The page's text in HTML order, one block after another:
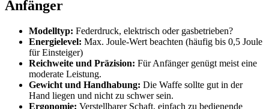
Anfänger
Modelltyp: Federdruck, elektrisch oder gasbetrieben?
Energielevel: Max. Joule-Wert beachten (häufig bis 0,5 Joule
für Einsteiger)
Reichweite und Präzision: Für Anfänger genügt meist eine
moderate Leistung.
Gewicht und Handhabung: Die Waffe sollte gut in der
Hand liegen und nicht zu schwer sein.
Ergonomie: Verstellbarer Schaft, einfach zu bedienende